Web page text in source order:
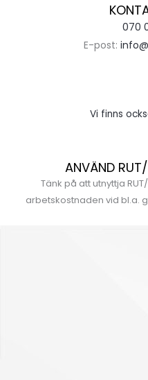
070
E-post:
Vi finns
ANVÄND
Tänk på att utnyttja
arbetskostnaden vid bl.a.